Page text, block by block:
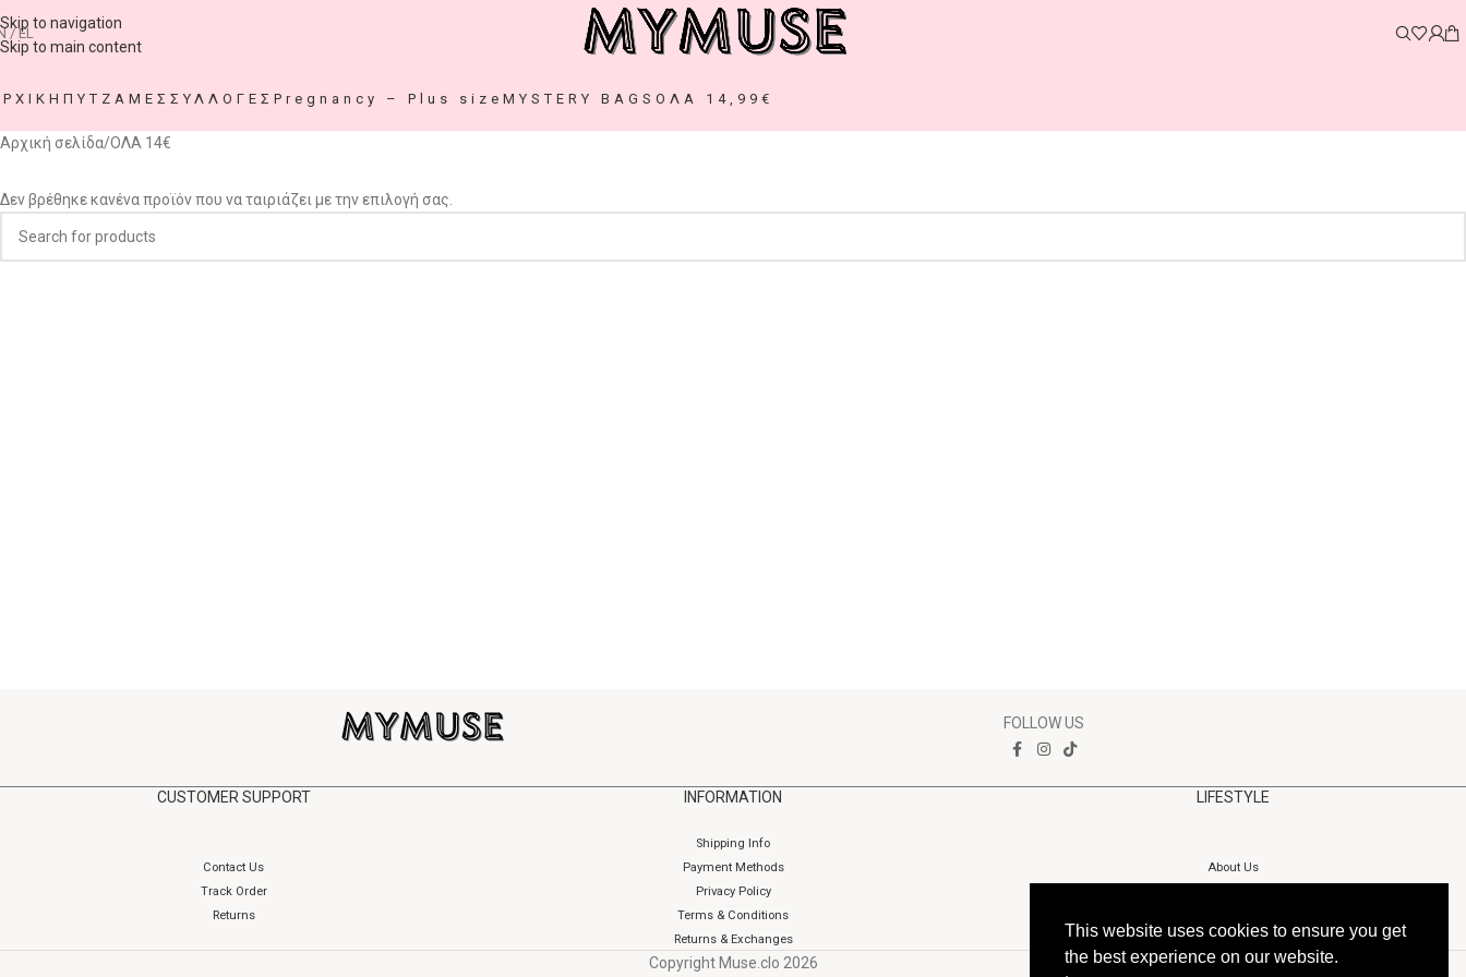
Skip to navigation
Skip to main content
/ EL
ΠΥΤΖΑΜΕΣ ΣΥΛΛΟΓΕΣ Pregnancy – Plus size MYSTERY BAGS ΟΛΑ 14,99€
Αρχική σελίδα ΟΛΑ 14€
Δεν βρέθηκε κανένα προϊόν που να ταιριάζει με την επιλογή σας.
FOLLOW US
CUSTOMER SUPPORT
Contact Us
Track Order
Returns
INFORMATION
Shipping Info
Payment Methods
Privacy Policy
Terms & Conditions
Returns & Exchanges
LIFESTYLE
About Us
Copyright Muse.clo 2026
This website uses cookies to ensure you get
the best experience on our website.